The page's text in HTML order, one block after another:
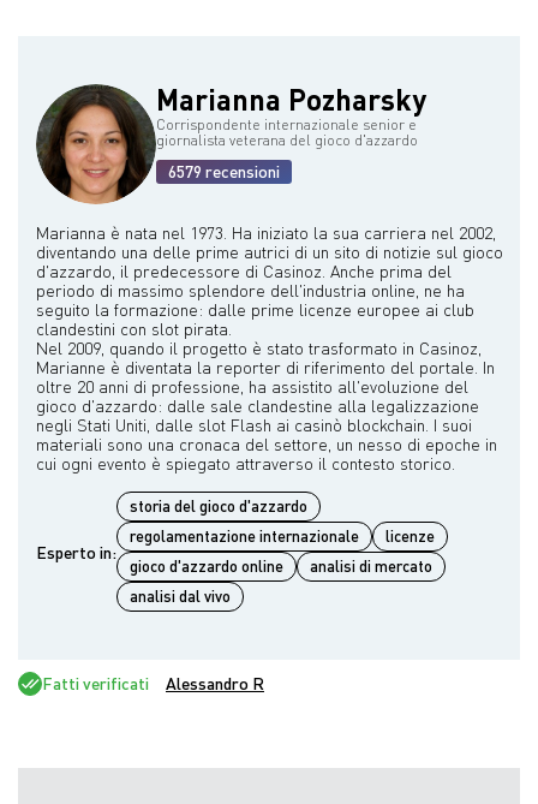
Marianna Pozharsky
Corrispondente internazionale senior e
giornalista veterana del gioco d'azzardo
6579 recensioni
Marianna è nata nel 1973. Ha iniziato la sua carriera nel 2002,
diventando una delle prime autrici di un sito di notizie sul gioco
d'azzardo, il predecessore di Casinoz. Anche prima del
periodo di massimo splendore dell'industria online, ne ha
seguito la formazione: dalle prime licenze europee ai club
clandestini con slot pirata.
Nel 2009, quando il progetto è stato trasformato in Casinoz,
Marianne è diventata la reporter di riferimento del portale. In
oltre 20 anni di professione, ha assistito all'evoluzione del
gioco d'azzardo: dalle sale clandestine alla legalizzazione
negli Stati Uniti, dalle slot Flash ai casinò blockchain. I suoi
materiali sono una cronaca del settore, un nesso di epoche in
Esperto in:
storia del gioco d'azzardo
regolamentazione internazionale
licenze
gioco d'azzardo online
analisi di mercato
analisi dal vivo
Fatti verificati Alessandro R